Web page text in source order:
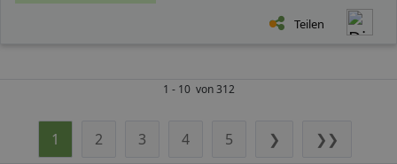
Teilen
1 - 10 von 312
1 2 3 4 5 ❯ ❯❯